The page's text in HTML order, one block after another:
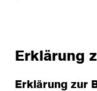
Erklärung
Erklärung zur